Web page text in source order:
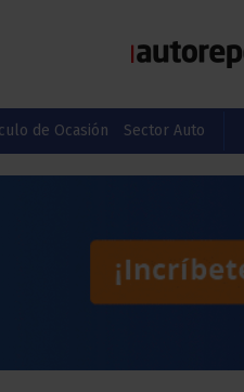
de Ocasión Sector Auto